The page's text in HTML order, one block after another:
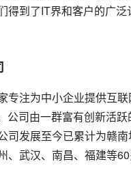
得到了IT界和客户的广
专注为中小企业提供互
司由一群富有创新活
司发展至今已累计为赣
武汉、南昌、福建等60